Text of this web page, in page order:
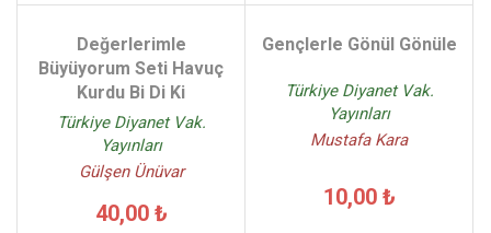
Değerlerimle
Büyüyorum Seti Havuç
Kurdu Bi Di Ki
Türkiye Diyanet Vak.
Yayınları
Gülşen Ünüvar
40,00 ₺
Gençlerle Gönül Gönüle
Türkiye Diyanet Vak.
Yayınları
Mustafa Kara
10,00 ₺